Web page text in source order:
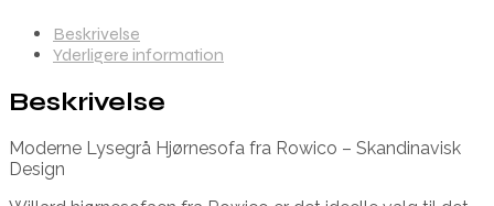
Beskrivelse
Yderligere information
Beskrivelse
Moderne Lysegrå Hjørnesofa fra Rowico – Skandinavisk
Design